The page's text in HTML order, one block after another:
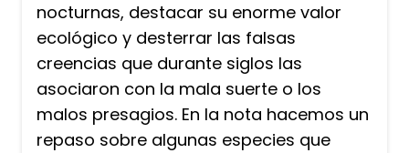
nocturnas, destacar su enorme valor
ecológico y desterrar las falsas
creencias que durante siglos las
asociaron con la mala suerte o los
malos presagios. En la nota hacemos un
repaso sobre algunas especies que